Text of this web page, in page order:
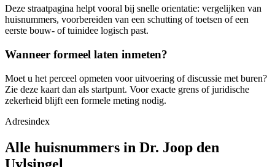
Deze straatpagina helpt vooral bij snelle orientatie: vergelijken van
huisnummers, voorbereiden van een schutting of toetsen of een
eerste bouw- of tuinidee logisch past.
Wanneer formeel laten inmeten?
Moet u het perceel opmeten voor uitvoering of discussie met buren?
Zie deze kaart dan als startpunt. Voor exacte grens of juridische
zekerheid blijft een formele meting nodig.
Adresindex
Alle huisnummers in Dr. Joop den
Uylsingel